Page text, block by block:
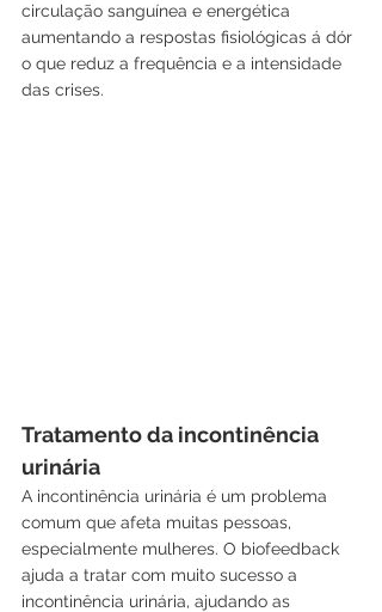
circulação sanguínea e energética
aumentando a respostas fisiológicas á dór
o que reduz a frequência e a intensidade
das crises.
Tratamento da incontinência
urinária
A incontinência urinária é um problema
comum que afeta muitas pessoas,
especialmente mulheres. O biofeedback
ajuda a tratar com muito sucesso a
incontinência urinária, ajudando as